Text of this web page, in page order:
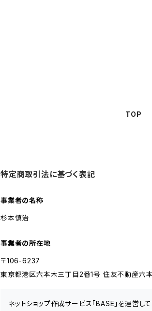
TOP
特定商取引法に基づく表記
事業者の名称
杉本慎治
事業者の所在地
〒106-6237
東京都港区六本木三丁目2番1号 住友不動産六
ネットショップ作成サービス「BASE」を運営